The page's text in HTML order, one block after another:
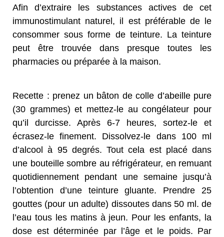
Afin d’extraire les substances actives de cet
immunostimulant naturel, il est préférable de le
consommer sous forme de teinture. La teinture
peut être trouvée dans presque toutes les
pharmacies ou préparée à la maison.
Recette : prenez un bâton de colle d’abeille pure
(30 grammes) et mettez-le au congélateur pour
qu’il durcisse. Après 6-7 heures, sortez-le et
écrasez-le finement. Dissolvez-le dans 100 ml
d’alcool à 95 degrés. Tout cela est placé dans
une bouteille sombre au réfrigérateur, en remuant
quotidiennement pendant une semaine jusqu’à
l’obtention d’une teinture gluante. Prendre 25
gouttes (pour un adulte) dissoutes dans 50 ml. de
l’eau tous les matins à jeun. Pour les enfants, la
dose est déterminée par l’âge et le poids. Par